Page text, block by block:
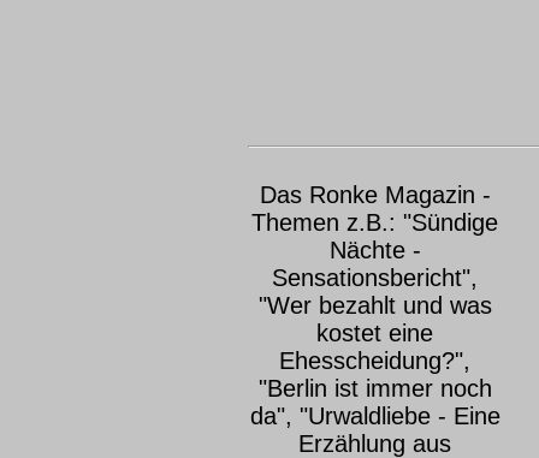
Das Ronke Magazin -
Themen z.B.: "Sündige
Nächte -
Sensationsbericht",
"Wer bezahlt und was
kostet eine
Ehesscheidung?",
"Berlin ist immer noch
da", "Urwaldliebe - Eine
Erzählung aus